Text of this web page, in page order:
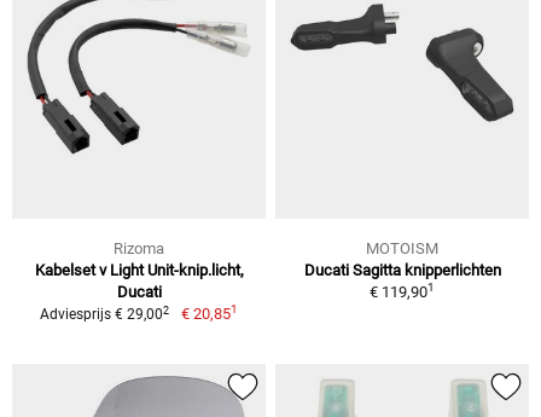
Rizoma
Kabelset v Light Unit-knip.licht,
Ducati
Adviesprijs € 29,002 € 20,851
MOTOISM
Ducati Sagitta knipperlichten
€ 119,901